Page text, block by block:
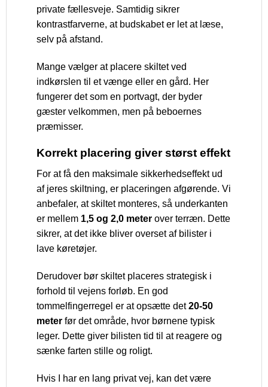
private fællesveje. Samtidig sikrer
kontrastfarverne, at budskabet er let at læse,
selv på afstand.
Mange vælger at placere skiltet ved
indkørslen til et vænge eller en gård. Her
fungerer det som en portvagt, der byder
gæster velkommen, men på beboernes
præmisser.
Korrekt placering giver størst effekt
For at få den maksimale sikkerhedseffekt ud
af jeres skiltning, er placeringen afgørende. Vi
anbefaler, at skiltet monteres, så underkanten
er mellem 1,5 og 2,0 meter over terræn. Dette
sikrer, at det ikke bliver overset af bilister i
lave køretøjer.
Derudover bør skiltet placeres strategisk i
forhold til vejens forløb. En god
tommelfingerregel er at opsætte det20-50
meter før det område, hvor børnene typisk
leger. Dette giver bilisten tid til at reagere og
sænke farten stille og roligt.
Hvis I har en lang privat vej, kan det være